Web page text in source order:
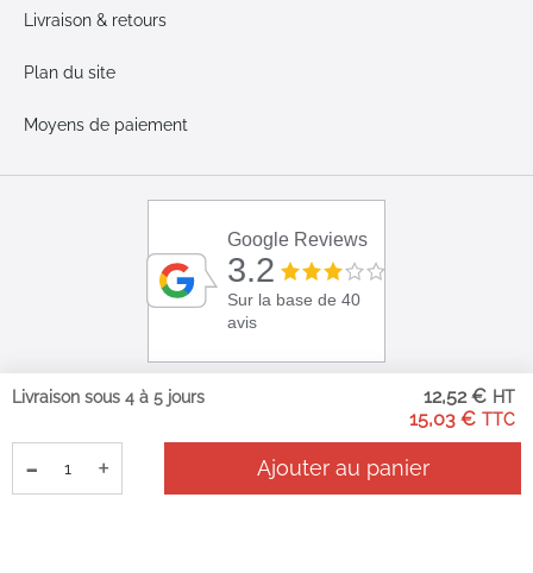
15,03 €
12,52 €
Livraison sous 4 à 5 jours
- + Ajouter au panier
Livraison & retours
Plan du site
Moyens de paiement
Google Reviews
3.2
Sur la base de 40
avis